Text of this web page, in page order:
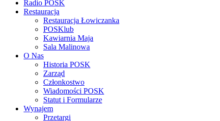
Radio POSK
Restauracja
Restauracja Łowiczanka
POSKlub
Kawiarnia Maja
Sala Malinowa
O Nas
Historia POSK
Zarząd
Członkostwo
Wiadomości POSK
Statut i Formularze
Wynajem
Przetargi